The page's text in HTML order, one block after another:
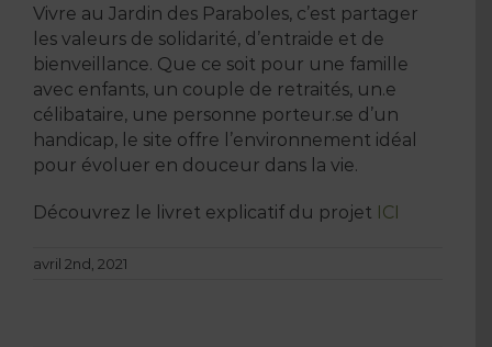
Vivre au Jardin des Paraboles, c’est partager
les valeurs de solidarité, d’entraide et de
bienveillance. Que ce soit pour une famille
avec enfants, un couple de retraités, un.e
célibataire, une personne porteur.se d’un
handicap, le site offre l’environnement idéal
pour évoluer en douceur dans la vie.
Découvrez le livret explicatif du projet ICI
avril 2nd, 2021